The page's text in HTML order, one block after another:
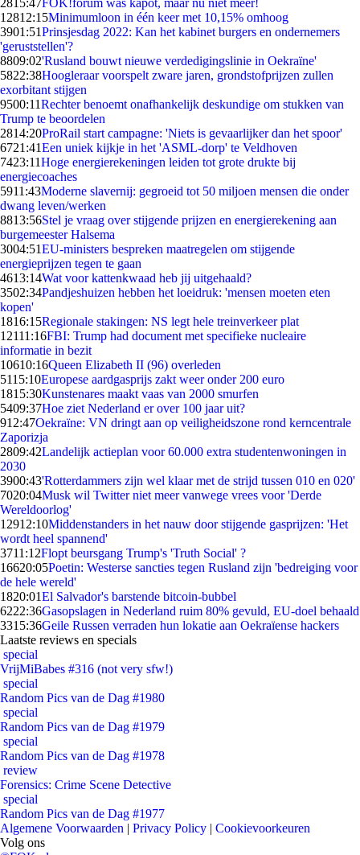
2815:47FOK!forum was kapot, maar nu niet meer!
12812:15Minimumloon in één keer met 10,15% omhoog
3901:51Prinsjesdag 2022: Kan het kabinet burgers en ondernemers
'geruststellen'?
8809:02'Rusland bouwt nieuwe verdedigingslinie in Oekraïne'
5822:38Hoogleraar voorspelt zware jaren, grondstofprijzen zullen
exorbitant stijgen
9500:11Rechter benoemt onafhankelijk deskundige om stukken van
Trump te beoordelen
2814:20ProRail start campagne: 'Niets is gevaarlijker dan het spoor'
6721:41Een uniek kijkje in het 'ASML-dorp' te Veldhoven
7423:11Hoge energierekeningen leiden tot grote drukte bij
energiecoaches
5911:43Moderne slavernij: gegroeid tot 50 miljoen mensen die onder
dwang leven/werken
8813:56Stel je vraag over stijgende prijzen en energierekening aan
burgemeester Halsema
3004:51EU-ministers bespreken maatregelen om stijgende
energieprijzen tegen te gaan
4613:14Wat voor kattenkwaad heb jij uitgehaald?
3502:34Pandjeshuizen hebben het loeidruk: 'mensen moeten eten
kopen'
1816:15Regionale stakingen: NS legt hele treinverkeer plat
12111:16FBI: Trump had document met specifieke nucleaire
informatie in bezit
10610:16Queen Elizabeth II (96) overleden
5115:10Europese aardgasprijs zakt weer onder 200 euro
1815:30Kunstenares maakt vaas van 2000 smurfen
5409:37Hoe ziet Nederland er over 100 jaar uit?
912:47Oekraïne: VN dringt aan op veiligheidszone rond kerncentrale
Zaporizja
2809:42Landelijk actieplan voor 60.000 extra studentenwoningen in
2030
3900:43'Rotterdammers zijn wel klaar met de strijd tussen 010 en 020'
7020:04Musk wil Twitter niet meer vanwege vrees voor 'Derde
Wereldoorlog'
12912:10Middenstanders in het nauw door stijgende gasprijzen: 'Het
wordt heel spannend'
3711:12Flopt beursgang Trump's 'Truth Social' ?
16620:05Poetin: Westerse sancties tegen Rusland zijn 'bedreiging voor
de hele wereld'
1820:01El Salvador's barstende bitcoin-bubbel
6222:36Gasopslagen in Nederland ruim 80% gevuld, EU-doel behaald
3315:36Geile Russen verraden hun lokatie aan Oekraïense hackers
Laatste reviews en specials
special
VrijMiBabes #316 (not very sfw!)
special
Random Pics van de Dag #1980
special
Random Pics van de Dag #1979
special
Random Pics van de Dag #1978
review
Forensics: Crime Scene Detective
special
Random Pics van de Dag #1977
Algemene Voorwaarden | Privacy Policy | Cookievoorkeuren
Volg ons